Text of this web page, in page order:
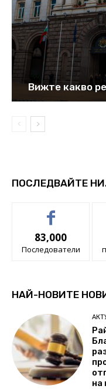
Вижте какво
ПОСЛЕДВАЙТЕ
83,000
Последователи
НАЙ-НОВИТЕ
на